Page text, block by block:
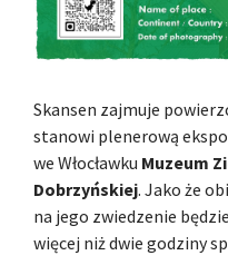
Skansen zajmuje
stanowi plenerową
we Włocławku Muzeum
Dobrzyńskiej. Jako że
na jego zwiedzenie
więcej niż dwie godziny